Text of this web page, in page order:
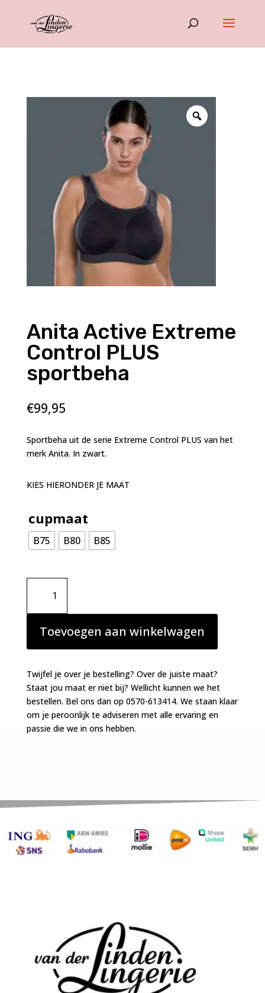
Anita Active Extreme
Control PLUS
sportbeha
€99,95
Sportbeha uit de serie Extreme Control PLUS van het
merk Anita. In zwart.
KIES HIERONDER JE MAAT
cupmaat
B75 B80 B85
Anita
Active
Extreme
Control
PLUS
sportbeha
Toevoegen aan winkelwagen
Twijfel je over je bestelling? Over de juiste maat?
Staat jou maat er niet bij? Wellicht kunnen we het
bestellen. Bel ons dan op 0570-613414. We staan klaar
om je peroonlijk te adviseren met alle ervaring en
passie die we in ons hebben.